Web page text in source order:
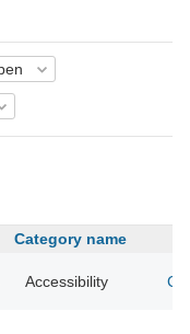
Category name
Accessibility